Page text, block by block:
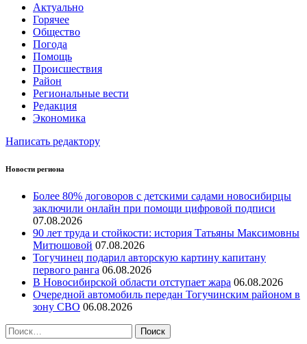
Актуально
Горячее
Общество
Погода
Помощь
Происшествия
Район
Региональные вести
Редакция
Экономика
Написать редактору
Новости региона
Более 80% договоров с детскими садами новосибирцы
заключили онлайн при помощи цифровой подписи
07.08.2026
90 лет труда и стойкости: история Татьяны Максимовны
Митюшовой 07.08.2026
Тогучинец подарил авторскую картину капитану
первого ранга 06.08.2026
В Новосибирской области отступает жара 06.08.2026
Очередной автомобиль передан Тогучинским районом в
зону СВО 06.08.2026
Найти: